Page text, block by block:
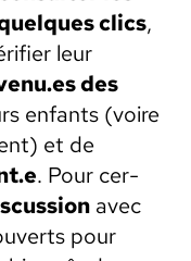
clics,
leur
des
enfants (voire
et de
. Pour cer­
avec
pour